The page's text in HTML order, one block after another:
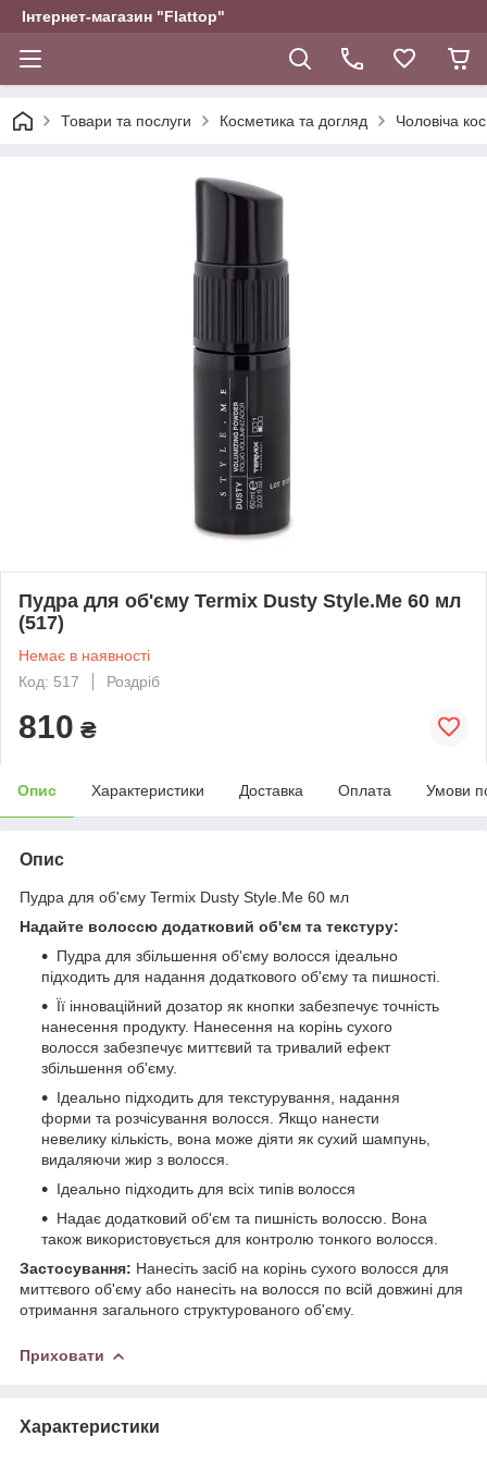
Інтернет-магазин "Flattop"
Товари та послуги Косметика та догляд Чоловіча
Пудра для об'єму Termix Dusty Style.Me 60 мл
(517)
Немає в наявності
Код: 517
Роздріб
810 ₴
Опис Характеристики Доставка Оплата Умови
Опис
Пудра для об'єму Termix Dusty Style.Me 60 мл
Надайте волоссю додатковий об'єм та текстуру:
Пудра для збільшення об'єму волосся ідеально
підходить для надання додаткового об'єму та пишності.
Її інноваційний дозатор як кнопки забезпечує точність
нанесення продукту. Нанесення на корінь сухого
волосся забезпечує миттєвий та тривалий ефект
збільшення об'єму.
Ідеально підходить для текстурування, надання
форми та розчісування волосся. Якщо нанести
невелику кількість, вона може діяти як сухий шампунь,
видаляючи жир з волосся.
Ідеально підходить для всіх типів волосся
Надає додатковий об'єм та пишність волоссю. Вона
також використовується для контролю тонкого волосся.
Застосування: Нанесіть засіб на корінь сухого волосся для
миттєвого об'єму або нанесіть на волосся по всій довжині для
отримання загального структурованого об'єму.
Приховати
Характеристики